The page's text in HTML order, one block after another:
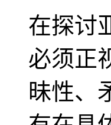
在探讨
必须正
昧性、